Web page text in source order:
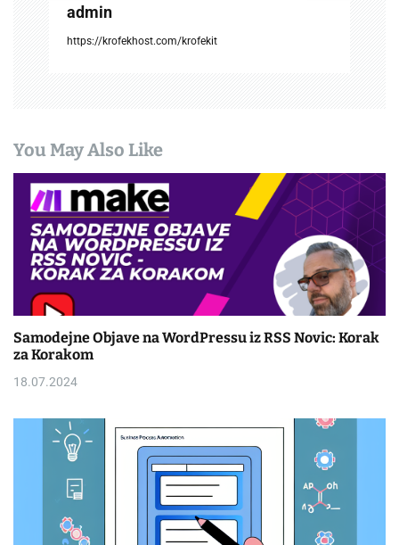
admin
https://krofekhost.com/krofekit
You May Also Like
Samodejne Objave na WordPressu iz RSS Novic: Korak
za Korakom
18.07.2024